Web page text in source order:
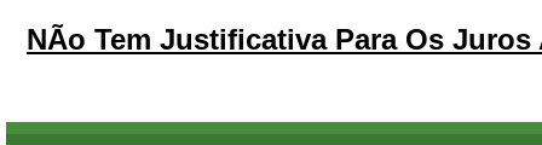
NÃo Tem Justificativa Para Os Juros